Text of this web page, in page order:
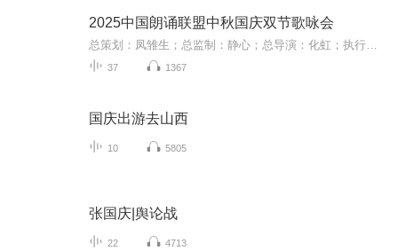
2025中国朗诵联盟中秋国庆双节歌咏会
37 1367
国庆出游去山西
10 5805
张国庆|舆论战
22 4713